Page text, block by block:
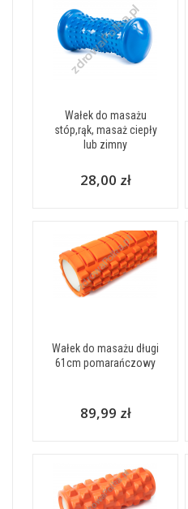
Wałek do masażu
stóp,rąk, masaż ciepły
lub zimny
28,00 zł
Wałek do masażu długi
61cm pomarańczowy
89,99 zł